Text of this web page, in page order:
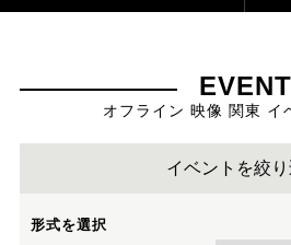
EVENT
オフライン 映像 関東 イ
イベントを絞
形式を選択